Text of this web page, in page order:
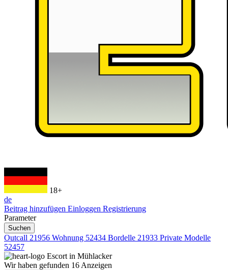
18+
de
Beitrag hinzufügen Einloggen Registrierung
Parameter
Suchen
Outcall 21956 Wohnung 52434 Bordelle 21933 Private Modelle
52457
Escort in Mühlacker
Wir haben gefunden 16 Anzeigen